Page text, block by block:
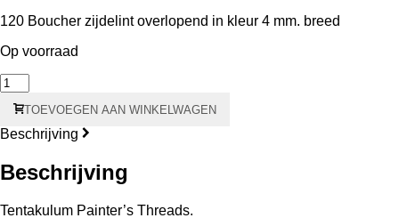
120 Boucher zijdelint overlopend in kleur 4 mm. breed
Op voorraad
120
Boucher
Zijdelint
–
aantal
TOEVOEGEN AAN WINKELWAGEN
Beschrijving
Beschrijving
Tentakulum Painter’s Threads.